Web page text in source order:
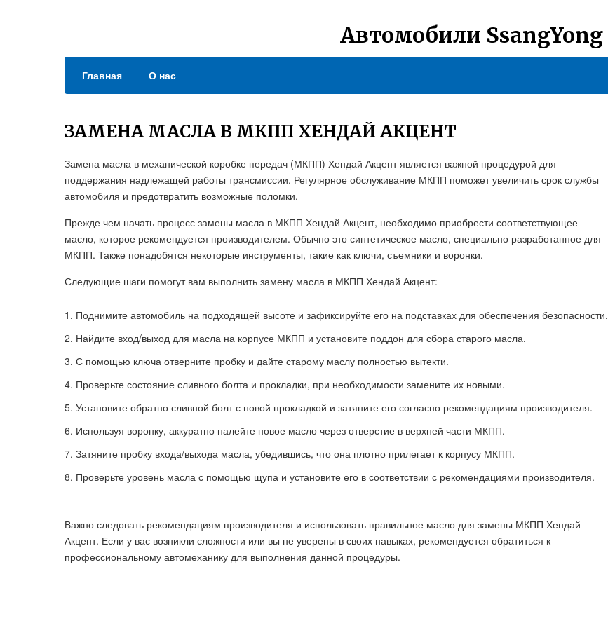
Автомобили SsangYong
Главная О нас
ЗАМЕНА МАСЛА В МКПП ХЕНДАЙ АКЦЕНТ
Замена масла в механической коробке передач (МКПП) Хендай Акцент является важной процедурой для
поддержания надлежащей работы трансмиссии. Регулярное обслуживание МКПП поможет увеличить срок службы
автомобиля и предотвратить возможные поломки.
Прежде чем начать процесс замены масла в МКПП Хендай Акцент, необходимо приобрести соответствующее
масло, которое рекомендуется производителем. Обычно это синтетическое масло, специально разработанное для
МКПП. Также понадобятся некоторые инструменты, такие как ключи, съемники и воронки.
Следующие шаги помогут вам выполнить замену масла в МКПП Хендай Акцент:
Поднимите автомобиль на подходящей высоте и зафиксируйте его на подставках для обеспечения безопасности.
Найдите вход/выход для масла на корпусе МКПП и установите поддон для сбора старого масла.
С помощью ключа отверните пробку и дайте старому маслу полностью вытекти.
Проверьте состояние сливного болта и прокладки, при необходимости замените их новыми.
Установите обратно сливной болт с новой прокладкой и затяните его согласно рекомендациям производителя.
Используя воронку, аккуратно налейте новое масло через отверстие в верхней части МКПП.
Затяните пробку входа/выхода масла, убедившись, что она плотно прилегает к корпусу МКПП.
Проверьте уровень масла с помощью щупа и установите его в соответствии с рекомендациями производителя.
Важно следовать рекомендациям производителя и использовать правильное масло для замены МКПП Хендай
Акцент. Если у вас возникли сложности или вы не уверены в своих навыках, рекомендуется обратиться к
профессиональному автомеханику для выполнения данной процедуры.